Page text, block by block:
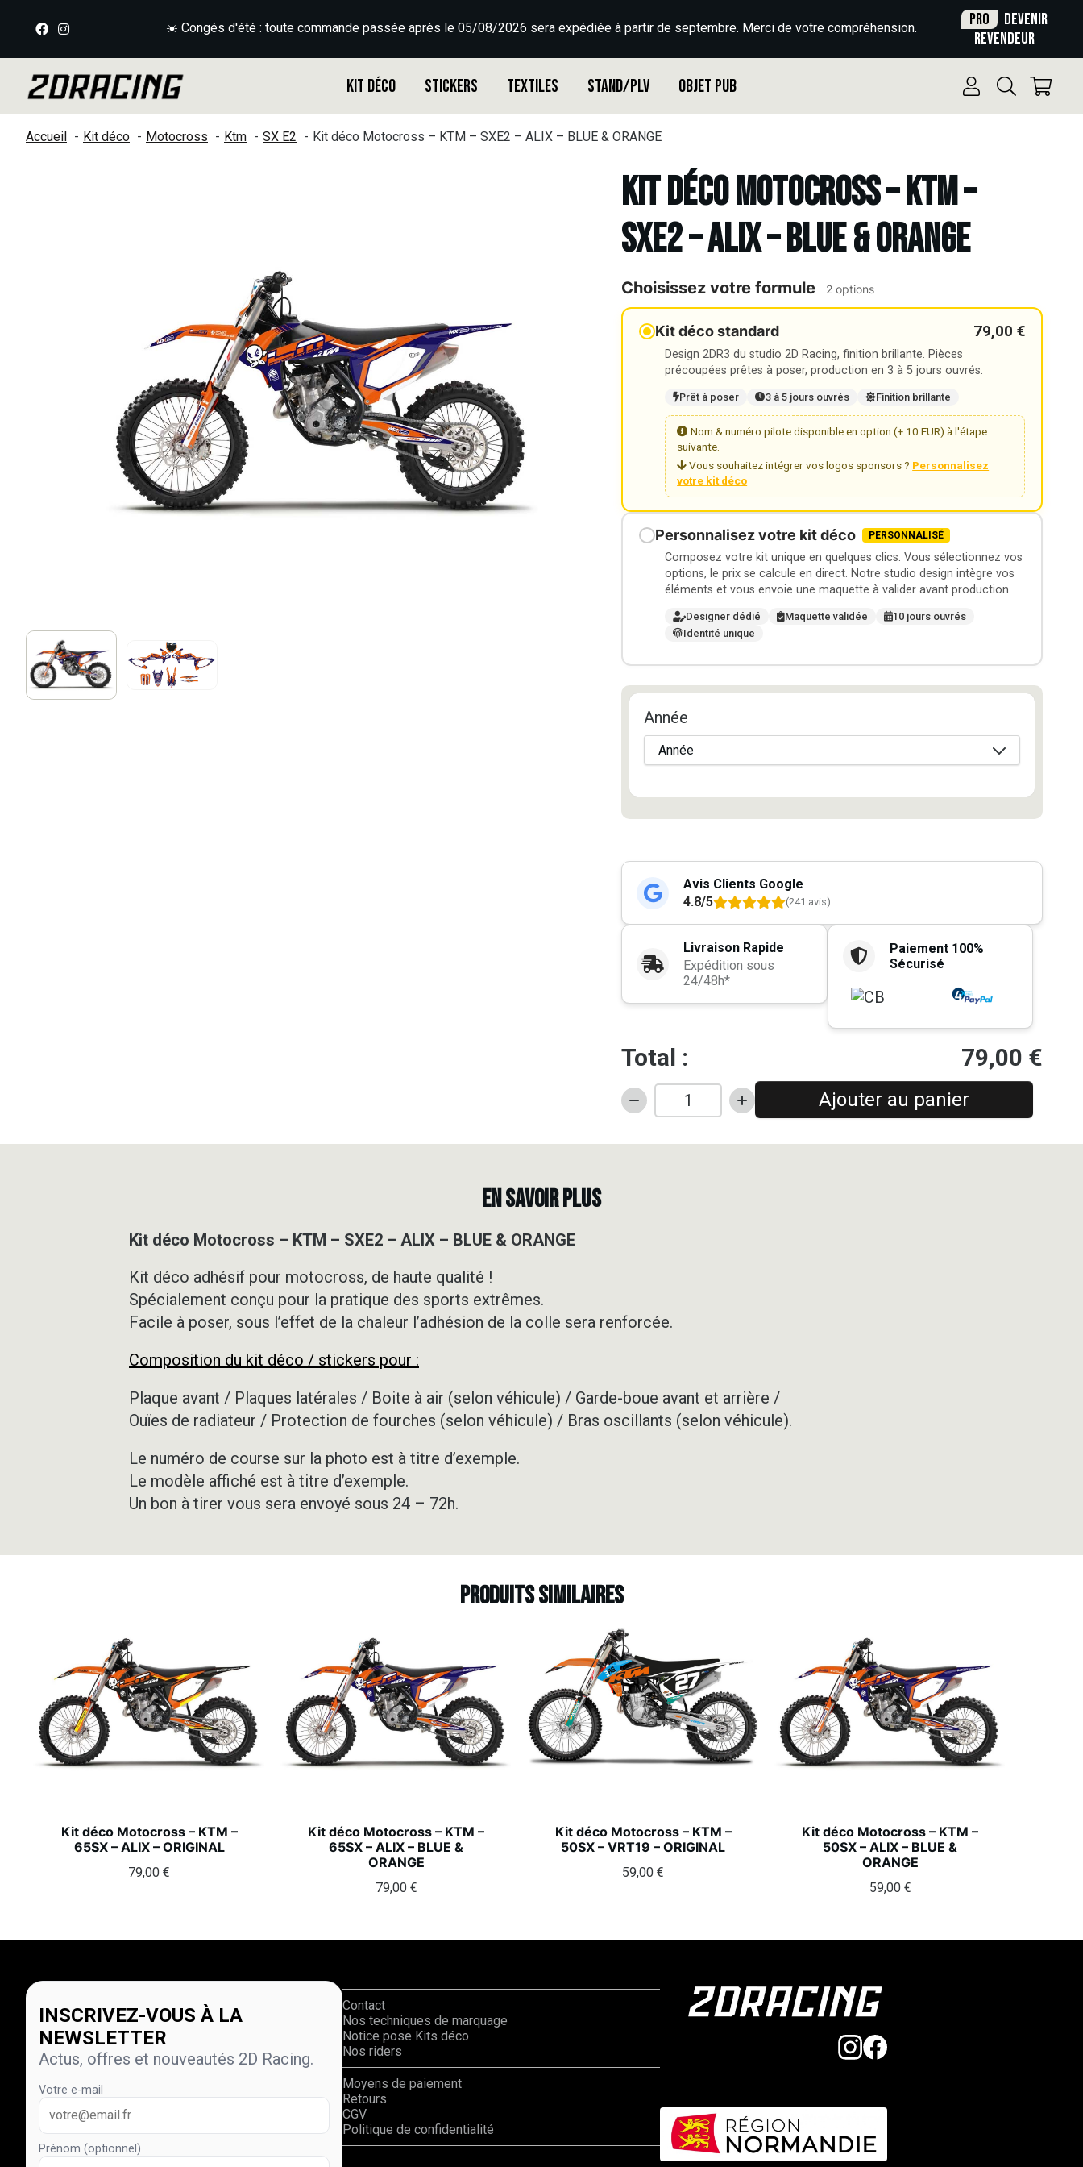
☀️ Congés d'été : toute commande passée après le 05/08/2026 sera expédiée à partir de septembre. Merci de votre compréhension. Pro
Devenir
revendeur
Kit déco Stickers Textiles Stand/PLV Objet Pub
Accueil Kit déco Motocross Ktm SX E2 Kit déco Motocross – KTM – SXE2 – ALIX – BLUE & ORANGE
Kit déco Motocross – KTM –
SXE2 – ALIX – BLUE & ORANGE
Choisissez votre formule 2 options
Kit déco standard 79,00 €
Design 2DR3 du studio 2D Racing, finition brillante. Pièces
précoupées prêtes à poser, production en 3 à 5 jours ouvrés.
Prêt à poser 3 à 5 jours ouvrés Finition brillante
Nom & numéro pilote disponible en option (+ 10 EUR) à l'étape
suivante.
Vous souhaitez intégrer vos logos sponsors ? Personnalisez
votre kit déco
Personnalisez votre kit déco PERSONNALISÉ
Composez votre kit unique en quelques clics. Vous sélectionnez vos
options, le prix se calcule en direct. Notre studio design intègre vos
éléments et vous envoie une maquette à valider avant production.
Designer dédié Maquette validée
10 jours ouvrés
Identité unique
Année
Avis Clients Google
4.8/5
(241 avis)
Livraison Rapide
Expédition sous
24/48h*
Paiement 100%
Sécurisé
Total : 79,00 €
quantité
Kit
-
Ajouter au panier
EN SAVOIR PLUS
Kit déco Motocross – KTM – SXE2 – ALIX – BLUE & ORANGE
Kit déco adhésif pour motocross, de haute qualité !
Spécialement conçu pour la pratique des sports extrêmes.
Facile à poser, sous l’effet de la chaleur l’adhésion de la colle sera renforcée.
Composition du kit déco / stickers pour :
Plaque avant / Plaques latérales / Boite à air (selon véhicule) / Garde-boue avant et arrière /
Ouïes de radiateur / Protection de fourches (selon véhicule) / Bras oscillants (selon véhicule).
Le numéro de course sur la photo est à titre d’exemple.
Le modèle affiché est à titre d’exemple.
Un bon à tirer vous sera envoyé sous 24 – 72h.
Produits similaires
Kit déco Motocross – KTM –
65SX – ALIX – ORIGINAL
79,00€
Kit déco Motocross – KTM –
65SX – ALIX – BLUE &
ORANGE
79,00 €
Kit déco Motocross – KTM –
50SX – VRT19 – ORIGINAL
59,00€
Kit déco Motocross – KTM –
50SX – ALIX – BLUE &
ORANGE
59,00 €
INSCRIVEZ-VOUS À LA
NEWSLETTER
Actus, offres et nouveautés 2D Racing.
Votre e-mail
Prénom (optionnel)
Contact
Nos techniques de marquage
Notice pose Kits déco
Nos riders
Moyens de paiement
Retours
CGV
Politique de confidentialité